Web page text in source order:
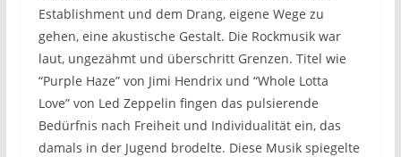
Establishment und dem Drang, eigene Wege zu
gehen, eine akustische Gestalt. Die Rockmusik war
laut, ungezähmt und überschritt Grenzen. Titel wie
“Purple Haze” von Jimi Hendrix und “Whole Lotta
Love” von Led Zeppelin fingen das pulsierende
Bedürfnis nach Freiheit und Individualität ein, das
damals in der Jugend brodelte. Diese Musik spiegelte